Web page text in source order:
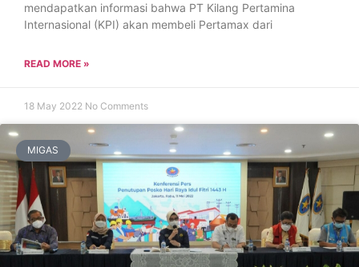
mendapatkan informasi bahwa PT Kilang Pertamina
Internasional (KPI) akan membeli Pertamax dari
READ MORE »
18 May 2022 No Comments
MIGAS